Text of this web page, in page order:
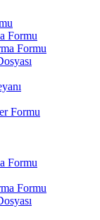
Formu
Formu
Formu
Formu
Formu